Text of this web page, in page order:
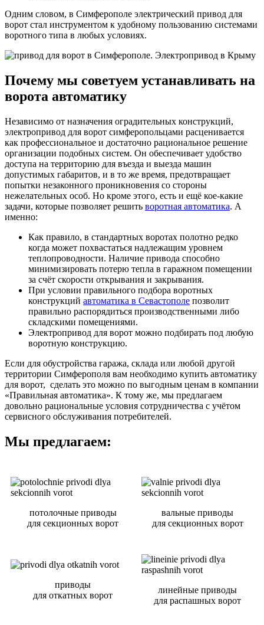
Одним словом, в Симферополе электрический привод для
ворот стал инструментом к удобному пользованию системами
воротного типа в любых условиях.
Почему мы советуем устанавливать на
ворота автоматику
Независимо от назначения оградительных конструкций,
электропривод для ворот симферопольцами расценивается
как профессиональное и достаточно рациональное решение
организации подобных систем. Он обеспечивает удобство
доступа на территорию для въезда и выезда машин
допустимых габаритов, и в то же время, предотвращает
попытки незаконного проникновения со стороны
нежелательных особ. Но кроме этого, есть и ещё кое-какие
задачи, которые позволяет решить воротная автоматика. А
именно:
Как правило, в стандартных воротах полотно редко
когда может похвастаться надлежащим уровнем
теплопроводности. Наличие привода способно
минимизировать потерю тепла в гаражном помещении
за счёт скорости открывания и закрывания.
При условии правильного подбора воротных
конструкций автоматика в Севастополе позволит
правильно распорядиться производственными либо
складскими помещениями.
Электропривод для ворот можно подбирать под любую
воротную конструкцию.
Если для обустройства гаража, склада или любой другой
территории Симферополя вам необходимо купить автоматику
для ворот, сделать это можно по выгодным ценам в компании
«Правильная автоматика». К тому же, мы предлагаем
довольно рациональные условия сотрудничества с учётом
сервисного обслуживания потребителей.
Мы предлагаем:
потолочные приводы
для секционных ворот
вальные приводы
для секционных ворот
приводы
для откатных ворот
линейные приводы
для распашных ворот